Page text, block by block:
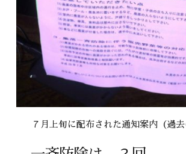
７月上旬に配布された通知案内（過去